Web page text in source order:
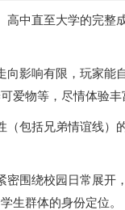
中直至大学的完
影响有限，玩家
爱物等，尽情体验丰
包括兄弟情谊线
围绕校园日常展
生群体的身份定位。